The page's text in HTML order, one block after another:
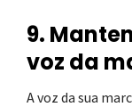
9.
voz da
A voz da sua